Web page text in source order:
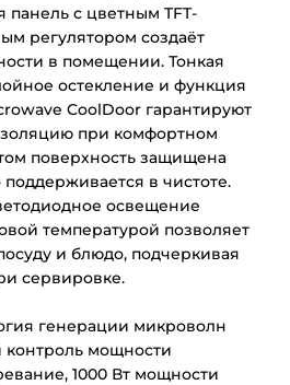
панель с цветным TFT-
регулятором создаёт
в помещении. Тонкая
остекление и функция
CoolDoor гарантируют
при комфортном
поверхность защищена
поддерживается в чистоте.
освещение
температурой позволяет
и блюдо, подчеркивая
сервировке.
генерации микроволн
контроль мощности
1000 Вт мощности